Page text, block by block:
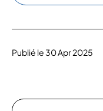
Publié le 30 Apr 2025